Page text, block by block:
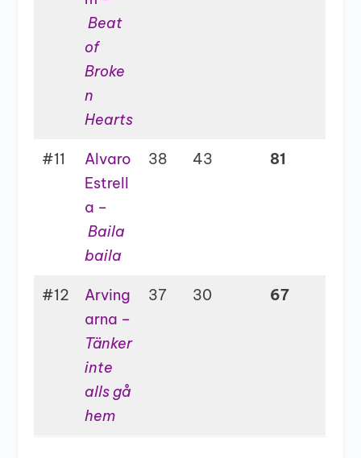
Beat
of
Broke
n
Hearts
#11
Alvaro
Estrell
a –
Baila
baila
38 43 81
#12
Arving
arna –
Tänker
inte
alls gå
hem
37 30 67